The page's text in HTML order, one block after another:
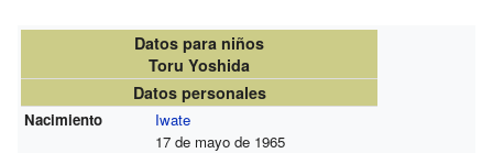
Datos para niños
Toru Yoshida
Datos personales
Nacimiento
Iwate
17 de mayo de 1965